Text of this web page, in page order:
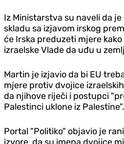
Iz Ministarstva su naveli da
skladu sa izjavom irskog
će Irska preduzeti mjere
izraelske Vlade da uđu u
Martin je izjavio da bi EU
mjere protiv dvojice
da njihove riječi i postupci
Palestinci uklone iz Palestine".
Portal "Politiko" objavio je